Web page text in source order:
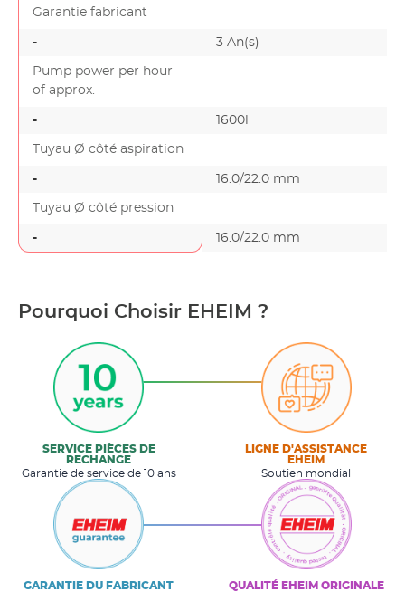
Garantie fabricant
- 3 An(s)
Pump power per hour
of approx.
- 1600l
Tuyau Ø côté aspiration
- 16.0/22.0 mm
Tuyau Ø côté pression
- 16.0/22.0 mm
Pourquoi Choisir EHEIM ?
SERVICE PIÈCES DE
RECHANGE
Garantie de service de 10 ans
LIGNE D'ASSISTANCE
EHEIM
Soutien mondial
GARANTIE DU FABRICANT
QUALITÉ EHEIM ORIGINALE